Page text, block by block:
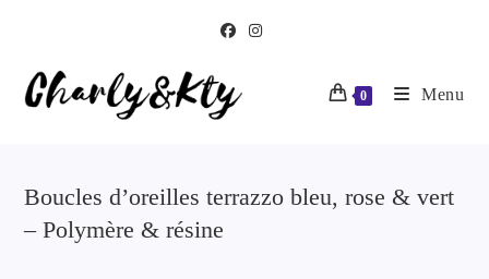
0 Menu
Boucles d’oreilles terrazzo bleu, rose & vert
– Polymère & résine